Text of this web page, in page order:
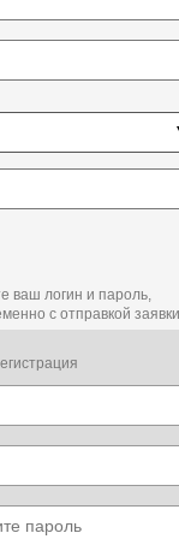
ваш логин и пароль,
с отправкой